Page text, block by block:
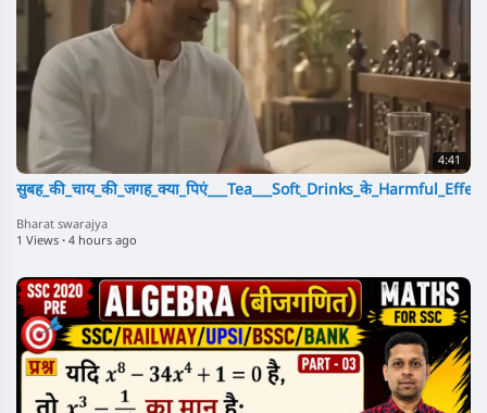
4:41
Bharat swarajya
1 Views · 4 hours ago